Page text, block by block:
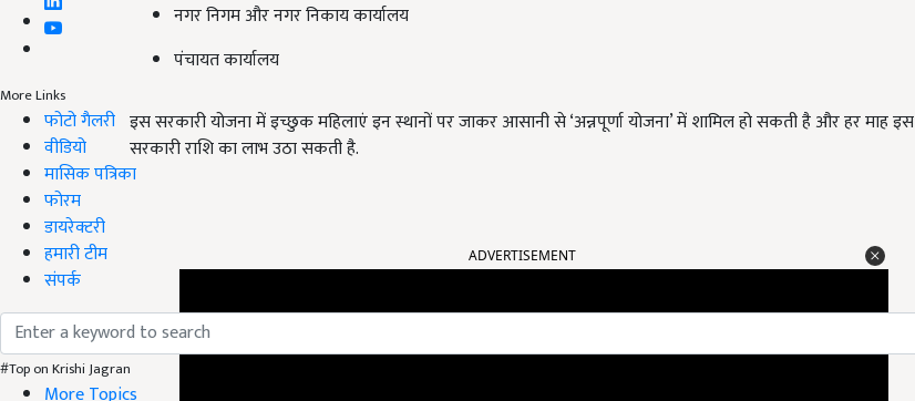
More Links
फोटो गैलरी
वीडियो
मासिक पत्रिका
फोरम
डायरेक्टरी
हमारी टीम
संपर्क
#Top on Krishi Jagran
More Topics
नगर निगम और नगर निकाय कार्यालय
पंचायत कार्यालय
इस सरकारी योजना में इच्छुक महिलाएं इन स्थानों पर जाकर आसानी से ‘अन्नपूर्णा योजना’ में शामिल हो सकती है और हर माह इस
सरकारी राशि का लाभ उठा सकती है.